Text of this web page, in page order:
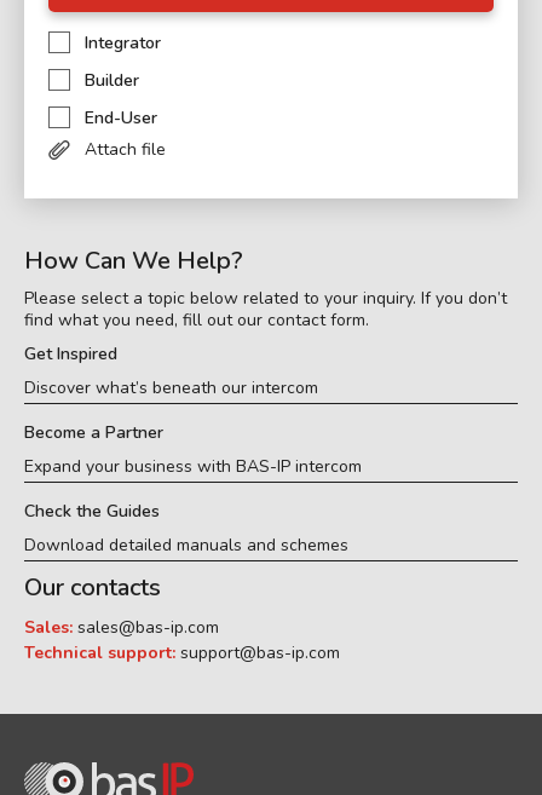
Integrator
Builder
End-User
Attach file
How Can We Help?
Please select a topic below related to your inquiry. If you don’t
find what you need, fill out our contact form.
Get Inspired
Discover what’s beneath our intercom
Become a Partner
Expand your business with BAS-IP intercom
Check the Guides
Download detailed manuals and schemes
Our contacts
Sales: sales@bas-ip.com
Technical support: support@bas-ip.com